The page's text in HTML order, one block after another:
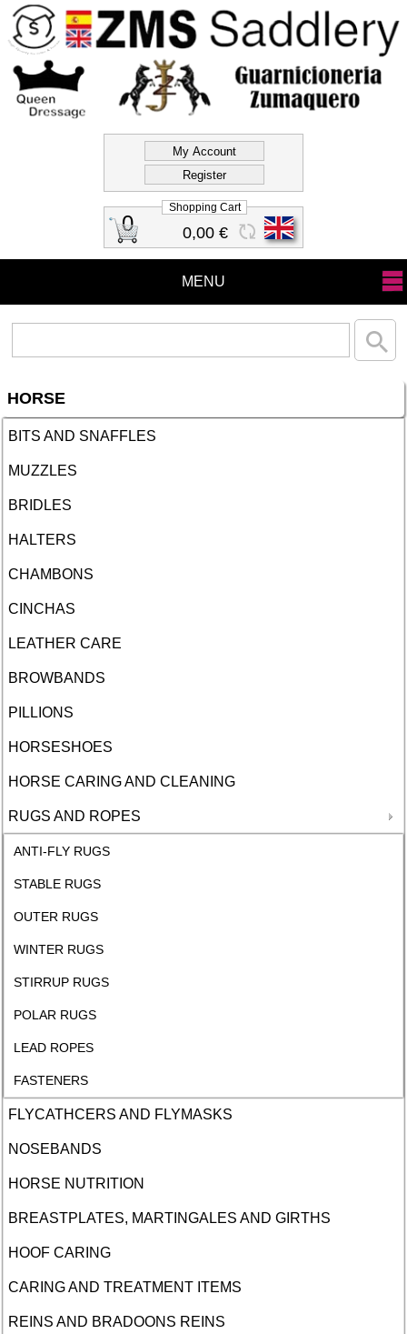
Official Store Zms
Saddlery
0 0,00 €
Shopping Cart
MENU
HORSE
BITS AND SNAFFLES
MUZZLES
BRIDLES
HALTERS
CHAMBONS
CINCHAS
LEATHER CARE
BROWBANDS
PILLIONS
HORSESHOES
HORSE CARING AND CLEANING
RUGS AND ROPES
ANTI-FLY RUGS
STABLE RUGS
OUTER RUGS
WINTER RUGS
STIRRUP RUGS
POLAR RUGS
LEAD ROPES
FASTENERS
FLYCATHCERS AND FLYMASKS
NOSEBANDS
HORSE NUTRITION
BREASTPLATES, MARTINGALES AND GIRTHS
HOOF CARING
CARING AND TREATMENT ITEMS
REINS AND BRADOONS REINS